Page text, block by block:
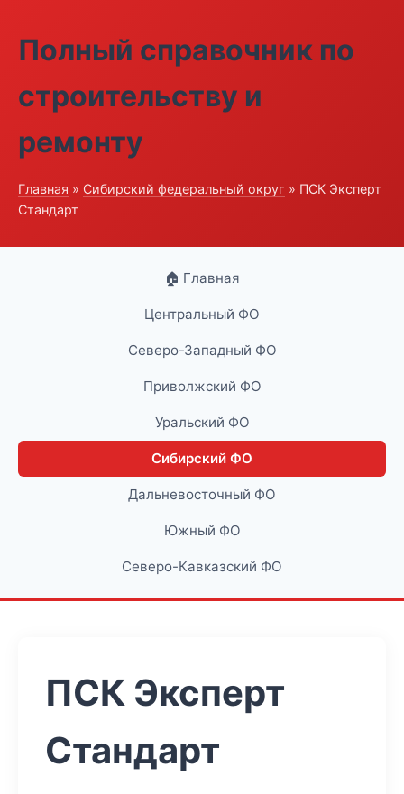
Полный справочник по
строительству и
ремонту
Главная » Сибирский федеральный округ » ПСК Эксперт
Стандарт
🏠 Главная
Центральный ФО
Северо-Западный ФО
Приволжский ФО
Уральский ФО
Сибирский ФО
Дальневосточный ФО
Южный ФО
Северо-Кавказский ФО
ПСК Эксперт
Стандарт